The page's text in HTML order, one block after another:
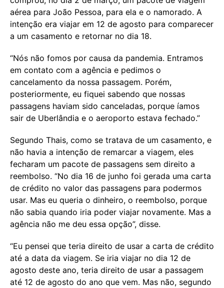
aérea para João Pessoa, para ela e o namorado. A
intenção era viajar em 12 de agosto para comparecer
a um casamento e retornar no dia 18.
“Nós não fomos por causa da pandemia. Entramos
em contato com a agência e pedimos o
cancelamento da nossa passagem. Porém,
posteriormente, eu fiquei sabendo que nossas
passagens haviam sido canceladas, porque íamos
sair de Uberlândia e o aeroporto estava fechado.”
Segundo Thais, como se tratava de um casamento, e
não havia a intenção de remarcar a viagem, eles
fecharam um pacote de passagens sem direito a
reembolso. “No dia 16 de junho foi gerada uma carta
de crédito no valor das passagens para podermos
usar. Mas eu queria o dinheiro, o reembolso, porque
não sabia quando iria poder viajar novamente. Mas a
agência não me deu essa opção”, disse.
“Eu pensei que teria direito de usar a carta de crédito
até a data da viagem. Se iria viajar no dia 12 de
agosto deste ano, teria direito de usar a passagem
até 12 de agosto do ano que vem. Mas não, segundo